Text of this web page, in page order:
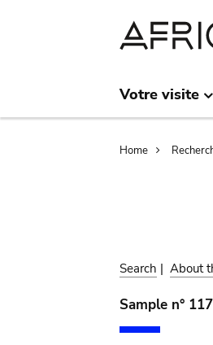
Votre visite
Home
Search | About
Sample n°